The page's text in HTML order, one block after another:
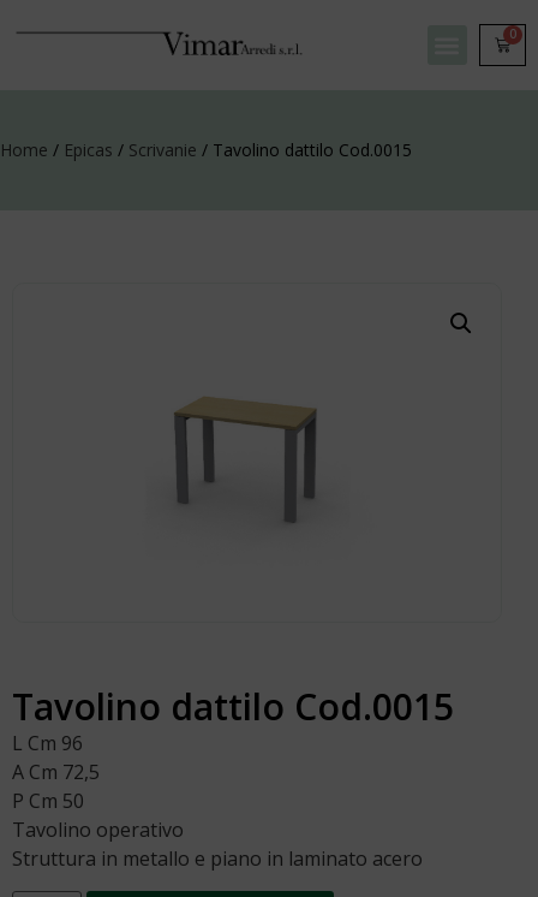
0
Home / Epicas / Scrivanie / Tavolino dattilo Cod.0015
Tavolino dattilo Cod.0015
L Cm 96
A Cm 72,5
P Cm 50
Tavolino operativo
Struttura in metallo e piano in laminato acero